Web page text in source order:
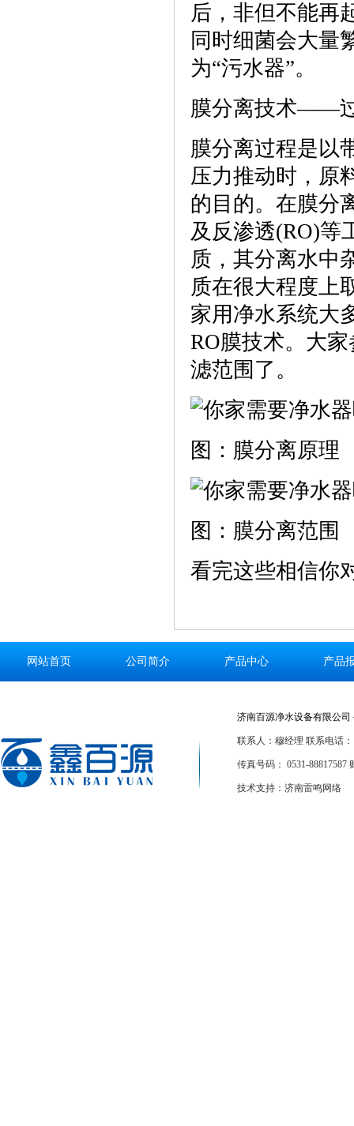
后，非但不能再
同时细菌会大量
为“污水器”。
膜分离技术——
膜分离过程是以
压力推动时，原
的目的。在膜分
及反渗透(RO)等
质，其分离水中
质在很大程度上
家用净水系统大
RO膜技术。大
滤范围了。
图：膜分离原理
图：膜分离范围
看完这些相信你
网站首页 公司简介 产品中心 产品
济南百源净水设备有限公
联系人：穆经理 联系电话：
传真号码： 0531-88817587
技术支持：济南雷鸣网络